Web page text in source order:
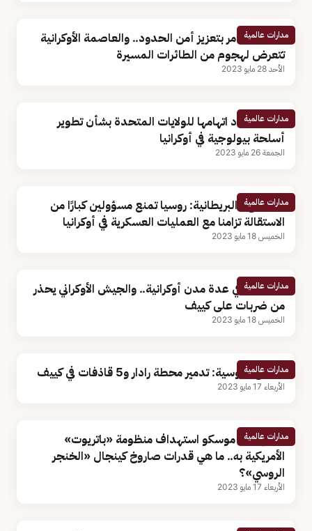
مدارات عالمية
«بوتين» يأمر بتعزيز أمن الحدود.. والعاصمة الأوكرانية
تتعرض لهجوم من الطائرات المسيرة
الأحد 28 مايو 2023
مدارات عالمية
روسيا تجدد اتهامها للولايات المتحدة بشأن تطوير
أسلحة بيولوجية في أوكرانيا
الجمعة 26 مايو 2023
مدارات عالمية
«الدفاع» البريطانية: روسيا تمنع مسؤولين كبارًا من
الاستقالة تزامنا مع العمليات العسكرية في أوكرانيا
الخميس 18 مايو 2023
مدارات عالمية
انفجارات في عدة مدن أوكرانية.. والجيش الأوكراني يحذر
من ضربات على كييف
الخميس 18 مايو 2023
مدارات عالمية
الدفاع الروسية: تدمير محطة رادار و5 قاذفات في كييف
الأربعاء 17 مايو 2023
مدارات عالمية
بعد إعلان موسكو استهداف منظومة «باتريوت»
الأمريكية به.. ما هي قدرات صاروخ كينجال «الخنجر
الروسي»؟
الأربعاء 17 مايو 2023